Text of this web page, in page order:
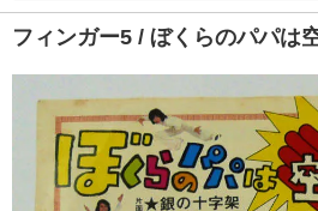
フィンガー5 / ぼくらのパパは